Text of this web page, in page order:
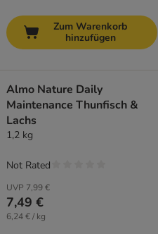
Zum Warenkorb
hinzufügen
Almo Nature Daily
Maintenance Thunfisch &
Lachs
1,2 kg
UVP 7,99 €
7,49 €
6,24 € / kg
Not Rated